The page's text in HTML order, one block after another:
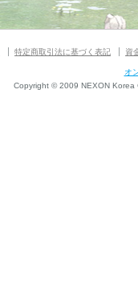
特定商取引法に基づく表記 資
オ
Copyright © 2009 NEXON Korea